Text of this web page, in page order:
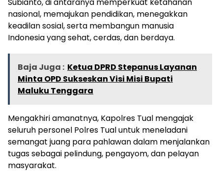
Subianto, di antaranya memperkuat ketahanan
nasional, memajukan pendidikan, menegakkan
keadilan sosial, serta membangun manusia
Indonesia yang sehat, cerdas, dan berdaya.
Baja Juga : Ketua DPRD Stepanus Layanan
Minta OPD Sukseskan Visi Misi Bupati
Maluku Tenggara
Mengakhiri amanatnya, Kapolres Tual mengajak
seluruh personel Polres Tual untuk meneladani
semangat juang para pahlawan dalam menjalankan
tugas sebagai pelindung, pengayom, dan pelayan
masyarakat.